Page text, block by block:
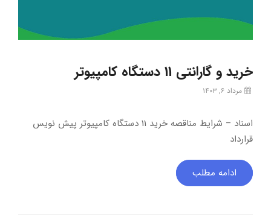
خرید و گارانتی 11 دستگاه کامپیوتر
مرداد ۶, ۱۴۰۳
اسناد – شرایط مناقصه خرید 11 دستگاه کامپیوتر پیش نویس
قرارداد
ادامه مطلب